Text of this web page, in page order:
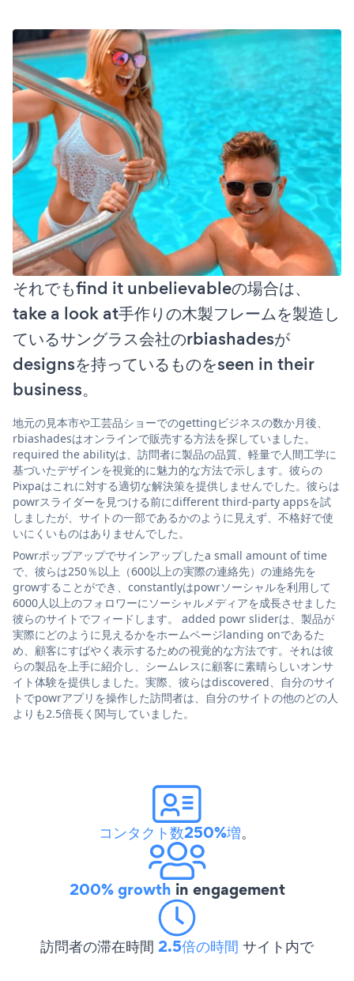
それでもfind it unbelievableの場合は、
take a look at手作りの木製フレームを製造し
ているサングラス会社のrbiashadesが
designsを持っているものをseen in their
business。
地元の見本市や工芸品ショーでのgettingビジネスの数か月後、
rbiashadesはオンラインで販売する方法を探していました。
required the abilityは、訪問者に製品の品質、軽量で人間工学に
基づいたデザインを視覚的に魅力的な方法で示します。彼らの
Pixpaはこれに対する適切な解決策を提供しませんでした。彼らは
powrスライダーを見つける前にdifferent third-party appsを試
しましたが、サイトの一部であるかのように見えず、不格好で使
いにくいものはありませんでした。
Powrポップアップでサインアップしたa small amount of time
で、彼らは250％以上（600以上の実際の連絡先）の連絡先を
growすることができ、constantlyはpowrソーシャルを利用して
6000人以上のフォロワーにソーシャルメディアを成長させました
彼らのサイトでフィードします。 added powr sliderは、製品が
実際にどのように見えるかをホームページlanding onであるた
め、顧客にすばやく表示するための視覚的な方法です。それは彼
らの製品を上手に紹介し、シームレスに顧客に素晴らしいオンサ
イト体験を提供しました。実際、彼らはdiscovered、自分のサイ
トでpowrアプリを操作した訪問者は、自分のサイトの他のどの人
よりも2.5倍長く関与していました。
コンタクト数250%増。
200% growth in engagement
訪問者の滞在時間 2.5倍の時間 サイト内で